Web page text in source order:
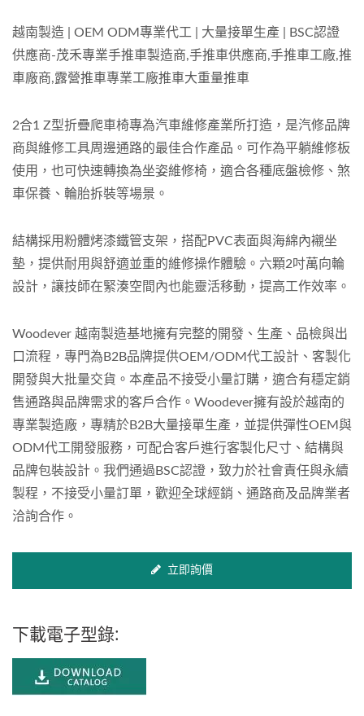
越南製造 | OEM ODM專業代工 | 大量接單生產 | BSC認證
供應商-茂禾專業手推車製造商,手推車供應商,手推車工廠,推
車廠商,露營推車專業工廠推車大重量推車
2合1 Z型折疊爬車椅專為汽車維修產業所打造，是汽修品牌
商與維修工具周邊通路的最佳合作產品。可作為平躺維修板
使用，也可快速轉換為坐姿維修椅，適合各種底盤檢修、煞
車保養、輪胎拆裝等場景。
結構採用粉體烤漆鐵管支架，搭配PVC表面與海綿內襯坐
墊，提供耐用與舒適並重的維修操作體驗。六顆2吋萬向輪
設計，讓技師在緊湊空間內也能靈活移動，提高工作效率。
Woodever 越南製造基地擁有完整的開發、生產、品檢與出
口流程，專門為B2B品牌提供OEM/ODM代工設計、客製化
開發與大批量交貨。本產品不接受小量訂購，適合有穩定銷
售通路與品牌需求的客戶合作。Woodever擁有設於越南的
專業製造廠，專精於B2B大量接單生產，並提供彈性OEM與
ODM代工開發服務，可配合客戶進行客製化尺寸、結構與
品牌包裝設計。我們通過BSC認證，致力於社會責任與永續
製程，不接受小量訂單，歡迎全球經銷、通路商及品牌業者
洽詢合作。
立即詢價
下載電子型錄: